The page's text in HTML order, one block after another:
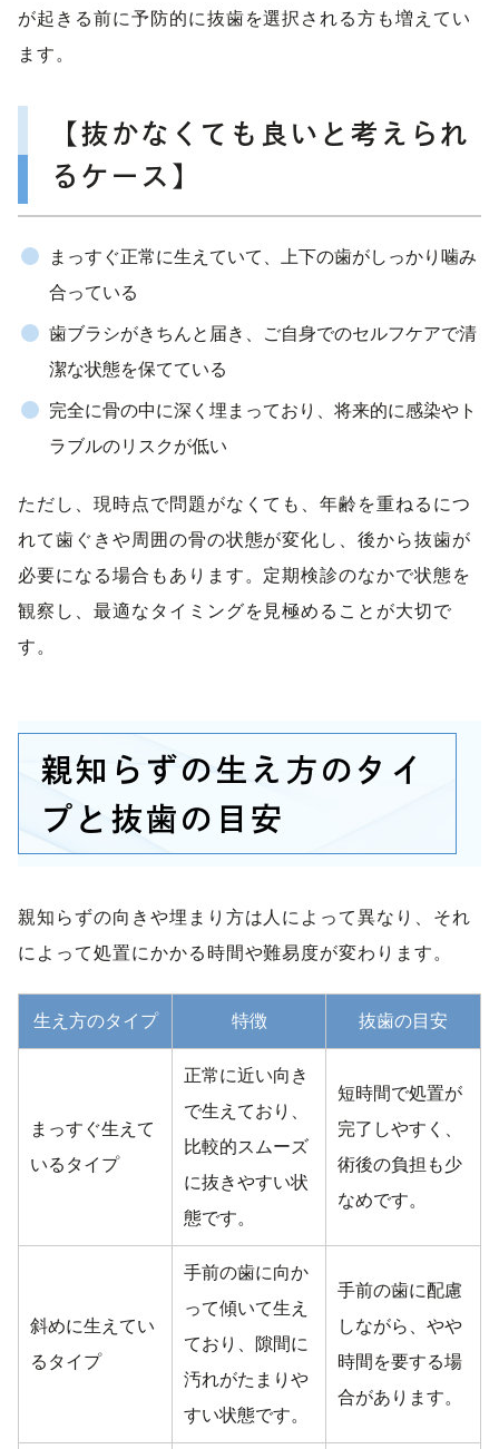
が起きる前に予防的に抜歯を選択される方も増えてい
ます。
【抜かなくても良いと考えられ
るケース】
まっすぐ正常に生えていて、上下の歯がしっかり噛み
合っている
歯ブラシがきちんと届き、ご自身でのセルフケアで清
潔な状態を保てている
完全に骨の中に深く埋まっており、将来的に感染やト
ラブルのリスクが低い
ただし、現時点で問題がなくても、年齢を重ねるにつ
れて歯ぐきや周囲の骨の状態が変化し、後から抜歯が
必要になる場合もあります。定期検診のなかで状態を
観察し、最適なタイミングを見極めることが大切で
す。
親知らずの生え方のタイ
プと抜歯の目安
親知らずの向きや埋まり方は人によって異なり、それ
によって処置にかかる時間や難易度が変わります。
生え方のタイプ 特徴 抜歯の目安
まっすぐ生えて
いるタイプ
正常に近い向き
で生えており、
比較的スムーズ
に抜きやすい状
態です。
短時間で処置が
完了しやすく、
術後の負担も少
なめです。
斜めに生えてい
るタイプ
手前の歯に向か
って傾いて生え
ており、隙間に
汚れがたまりや
すい状態です。
手前の歯に配慮
しながら、やや
時間を要する場
合があります。